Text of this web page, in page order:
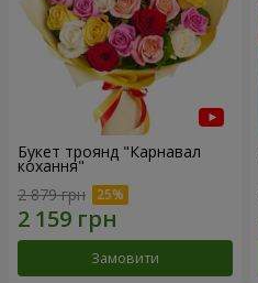
Букет троянд "Карнавал
кохання"
2 879 грн
Замовити